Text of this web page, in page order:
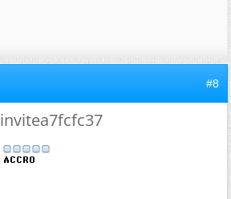
#8
invitea7fcfc37